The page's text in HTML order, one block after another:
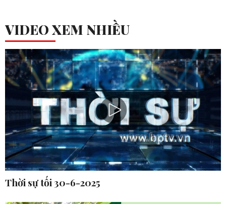
VIDEO XEM NHIỀU
Thời sự tối 30-6-2025